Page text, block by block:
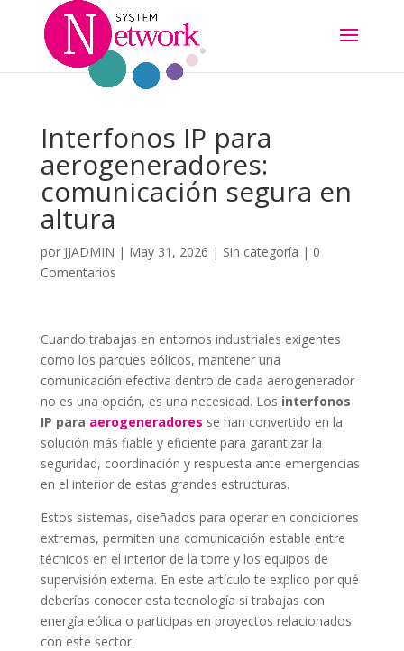
Interfonos IP para
aerogeneradores:
comunicación segura en
altura
por JJADMIN | May 31, 2026 | Sin categoría | 0
Comentarios
Cuando trabajas en entornos industriales exigentes
como los parques eólicos, mantener una
comunicación efectiva dentro de cada aerogenerador
no es una opción, es una necesidad. Los interfonos
IP para aerogeneradores se han convertido en la
solución más fiable y eficiente para garantizar la
seguridad, coordinación y respuesta ante emergencias
en el interior de estas grandes estructuras.
Estos sistemas, diseñados para operar en condiciones
extremas, permiten una comunicación estable entre
técnicos en el interior de la torre y los equipos de
supervisión externa. En este artículo te explico por qué
deberías conocer esta tecnología si trabajas con
energía eólica o participas en proyectos relacionados
con este sector.